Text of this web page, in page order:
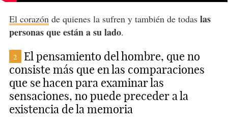
El corazónde quienes la sufren y también de todas las
personas que están a su lado.
2
El pensamiento del hombre, que no
consiste más que en las comparaciones
que se hacen para examinar las
sensaciones, no puede preceder a la
existencia de la memoria